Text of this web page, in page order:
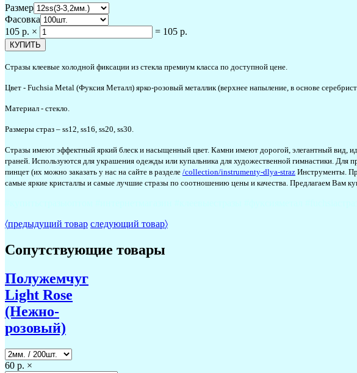
Размер
Фасовка
105 р. × = 105 р.
Стразы клеевые холодной фиксации из стекла премиум класса по доступной цене.
Цвет - Fuchsia Metal (Фуксия Металл) ярко-розовый металлик (верхнее напыление, в основе
Материал - стекло.
Размеры страз – ss12, ss16, ss20, ss30.
Стразы имеют эффектный яркий блеск и насыщенный цвет. Камни имеют дорогой, элегантный вид,
граней. Используются для украшения одежды или купальника для художественной гимнастики. Для
пинцет (их можно заказать у нас на сайте в разделе /collection/instrumenty-dlya-straz Инструменты.
самые яркие кристаллы и самые лучшие стразы по соотношению цены и качества. Предлагаем Вам
〈предыдущий товар следующий товар〉
Сопутствующие товары
Полужемчуг
Light Rose
(Нежно-
розовый)
60 р. ×